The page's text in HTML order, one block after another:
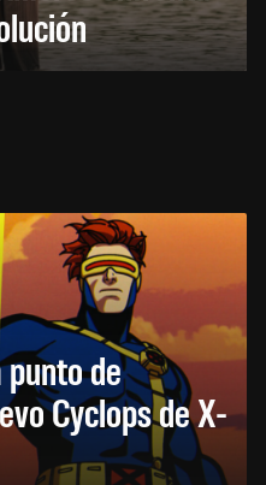
de
Cyclops de X-